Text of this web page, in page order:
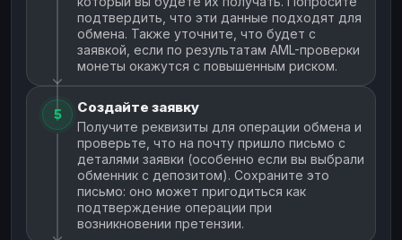
подтвердить, что эти данные подходят для
обмена. Также уточните, что будет с
заявкой, если по результатам AML-проверки
монеты окажутся с повышенным риском.
5 Создайте заявку
Получите реквизиты для операции обмена и
проверьте, что на почту пришло письмо с
деталями заявки (особенно если вы выбрали
обменник с депозитом). Сохраните это
письмо: оно может пригодиться как
подтверждение операции при
возникновении претензии.